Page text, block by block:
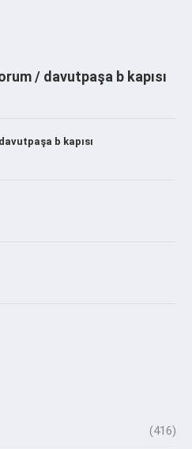
/ davutpaşa b kapısı
b kapısı
(416)